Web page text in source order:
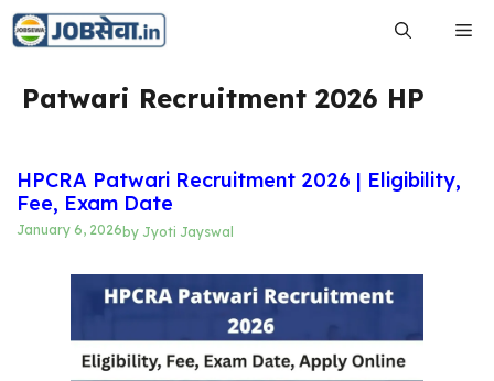
Skip
Patwari Recruitment 2026 HP
HPCRA Patwari Recruitment 2026 | Eligibility,
Fee, Exam Date
January 6, 2026 by Jyoti Jayswal